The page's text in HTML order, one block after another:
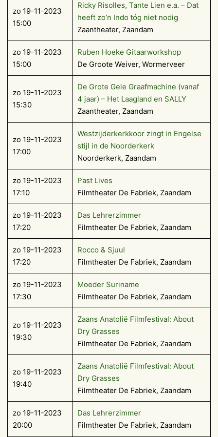
zo 19-11-2023
15:00
Ricky Risolles, Tante Lien e.a. – Dat
heeft zo’n Indo tóg niet nodig
Zaantheater, Zaandam
zo 19-11-2023
15:00
Ruben Hoeke Gitaarworkshop
De Groote Weiver, Wormerveer
zo 19-11-2023
15:30
De Grote Gele Graafmachine (vanaf
4 jaar) – Het Laagland en SALLY
Zaantheater, Zaandam
zo 19-11-2023
17:00
Westzijderkerkkoor zingt in Engelse
stijl in de Noorderkerk
Noorderkerk, Zaandam
zo 19-11-2023
17:10
Past Lives
Filmtheater De Fabriek, Zaandam
zo 19-11-2023
17:20
Das Lehrerzimmer
Filmtheater De Fabriek, Zaandam
zo 19-11-2023
17:20
Rocco & Sjuul
Filmtheater De Fabriek, Zaandam
zo 19-11-2023
17:30
Moeder Suriname
Filmtheater De Fabriek, Zaandam
zo 19-11-2023
19:30
Zaans Anatolië Filmfestival: About
Dry Grasses
Filmtheater De Fabriek, Zaandam
zo 19-11-2023
19:40
Zaans Anatolië Filmfestival: About
Dry Grasses
Filmtheater De Fabriek, Zaandam
zo 19-11-2023
20:00
Das Lehrerzimmer
Filmtheater De Fabriek, Zaandam